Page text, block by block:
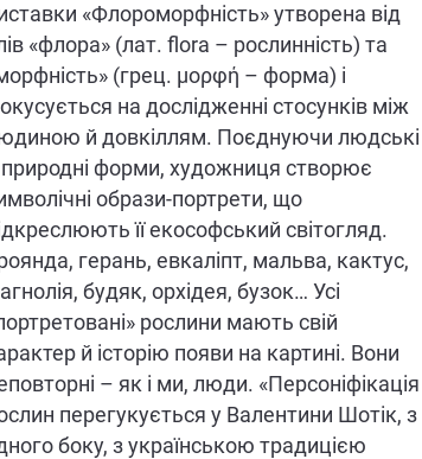
«Флороморфність» утворена від
«флора» (лат. flora – рослинність) та
(грец. μορφή – форма) і
на дослідженні стосунків між
й довкіллям. Поєднуючи людські
форми, художниця створює
образи-портрети, що
її екософський світогляд.
герань, евкаліпт, мальва, кактус,
будяк, орхідея, бузок… Усі
рослини мають свій
й історію появи на картині. Вони
– як і ми, люди. «Персоніфікація
перегукується у Валентини Шотік, з
боку, з українською традицією